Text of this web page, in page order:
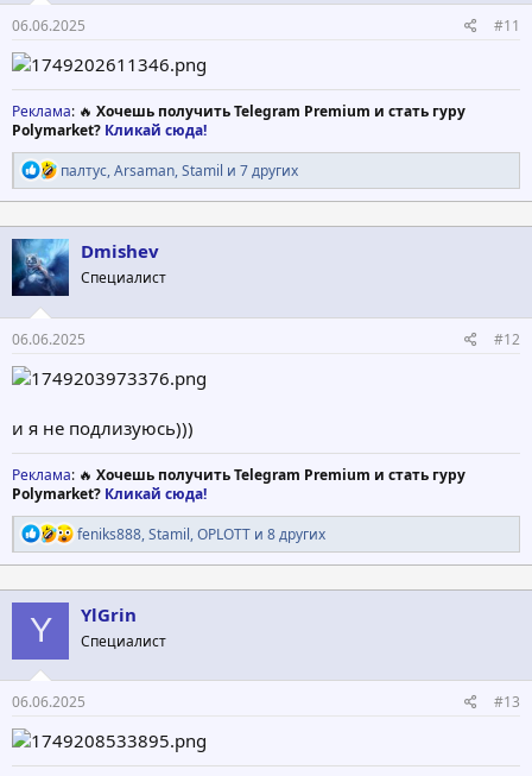
06.06.2025 #11
Реклама: 🔥 Хочешь получить Telegram Premium и стать гуру
Polymarket? Кликай сюда!
Р
е
а
к
ц
и
и
:
палтус,Arsaman,Stamil и 7 других
Dmishev
Специалист
06.06.2025 #12
и я не подлизуюсь)))
Реклама: 🔥 Хочешь получить Telegram Premium и стать гуру
Polymarket? Кликай сюда!
Р
е
а
к
ц
и
и
feniks888,Stamil,OPLOTT и 8 других
Y YlGrin
Специалист
06.06.2025 #13